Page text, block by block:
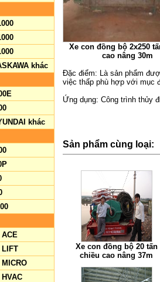
khác
khác
ACE
LIFT
Xe con đồng bộ 2x250
cao nâng 30m
Đặc điểm: Là sản phẩm
việc thấp phù hợp với mục
Ứng dụng: Công trình thủy
Sản phẩm cùng loại:
Xe con đồng bộ 20 tấn
chiều cao nâng 37m